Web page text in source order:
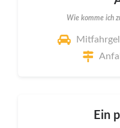
Wie komme ich
Ein